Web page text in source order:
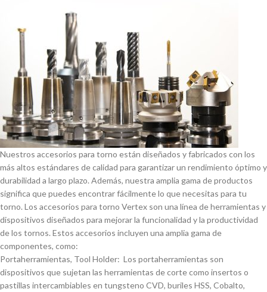
Nuestros accesorios para torno están diseñados y fabricados con los
más altos estándares de calidad para garantizar un rendimiento óptimo y
durabilidad a largo plazo. Además, nuestra amplia gama de productos
significa que puedes encontrar fácilmente lo que necesitas para tu
torno. Los accesorios para torno Vertex son una lí­nea de herramientas y
dispositivos diseñados para mejorar la funcionalidad y la productividad
de los tornos. Estos accesorios incluyen una amplia gama de
componentes, como:
Portaherramientas, Tool Holder: Los portaherramientas son
dispositivos que sujetan las herramientas de corte como insertos o
pastillas intercambiables en tungsteno CVD, buriles HSS, Cobalto,